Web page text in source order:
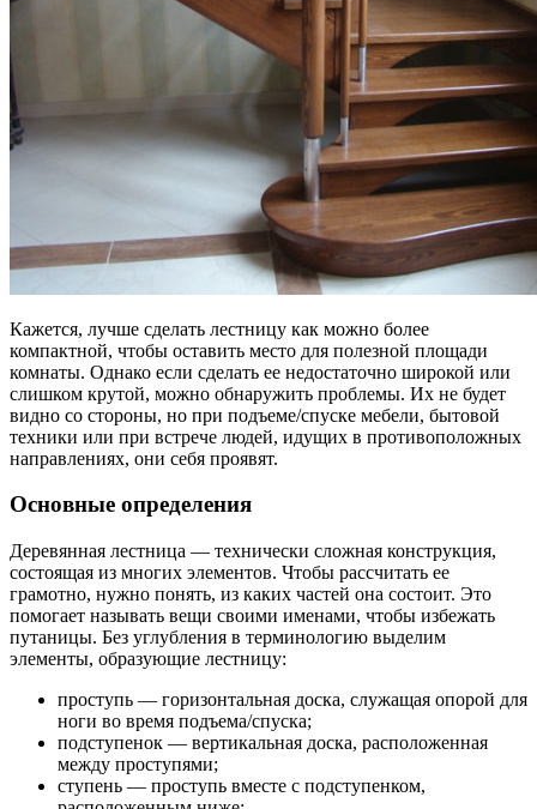
Кажется, лучше сделать лестницу как можно более
компактной, чтобы оставить место для полезной площади
комнаты. Однако если сделать ее недостаточно широкой или
слишком крутой, можно обнаружить проблемы. Их не будет
видно со стороны, но при подъеме/спуске мебели, бытовой
техники или при встрече людей, идущих в противоположных
направлениях, они себя проявят.
Основные определения
Деревянная лестница — технически сложная конструкция,
состоящая из многих элементов. Чтобы рассчитать ее
грамотно, нужно понять, из каких частей она состоит. Это
помогает называть вещи своими именами, чтобы избежать
путаницы. Без углубления в терминологию выделим
элементы, образующие лестницу:
проступь — горизонтальная доска, служащая опорой для
ноги во время подъема/спуска;
подступенок — вертикальная доска, расположенная
между проступями;
ступень — проступь вместе с подступенком,